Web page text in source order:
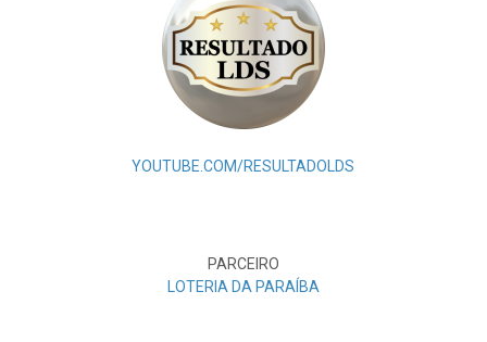
YOUTUBE.COM/RESULTADOLDS
PARCEIRO
LOTERIA DA PARAÍBA